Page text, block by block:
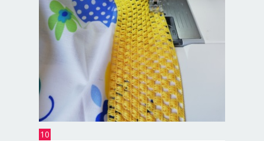
10